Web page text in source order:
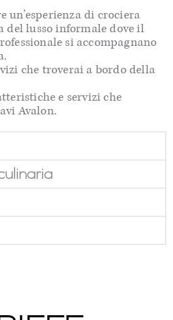
un’esperienza di crociera
del lusso informale dove il
si accompagnano
che troverai a bordo della
e servizi che
Avalon.